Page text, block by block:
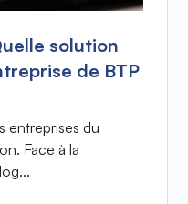
solution
de BTP
entreprises du
Face à la